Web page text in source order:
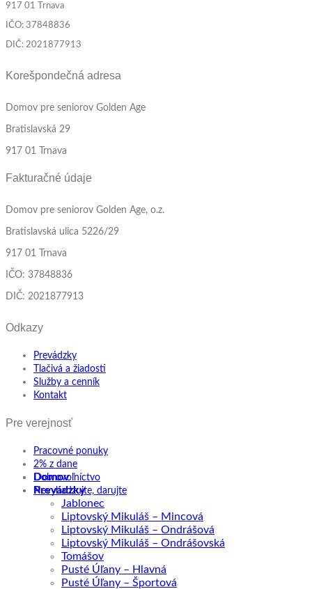
917 01 Trnava
IČO: 37848836
DIČ: 2021877913
Korešpondečná adresa
Domov pre seniorov Golden Age
Bratislavská 29
917 01 Trnava
Fakturačné údaje
Domov pre seniorov Golden Age, o.z.
Bratislavská ulica 5226/29
917 01 Trnava
IČO: 37848836
DIČ: 2021877913
Odkazy
Prevádzky
Tlačivá a žiadosti
Služby a cenník
Kontakt
Pre verejnosť
Pracovné ponuky
2% z dane
Dobrovoľníctvo
Nevyhadzujte, darujte
Domov
Prevádzky
Jablonec
Liptovský Mikuláš – Mincová
Liptovský Mikuláš – Ondrášová
Liptovský Mikuláš – Ondrášovská
Tomášov
Pusté Úľany – Hlavná
Pusté Úľany – Športová